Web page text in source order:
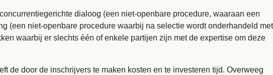
dialoog (een niet-openbare procedure, waaraan een
(een niet-openbare procedure waarbij na selectie wordt onderhandeld met
waarbij er slechts één of enkele partijen zijn met de expertise om deze
de door de inschrijvers te maken kosten en te investeren tijd. Overweeg